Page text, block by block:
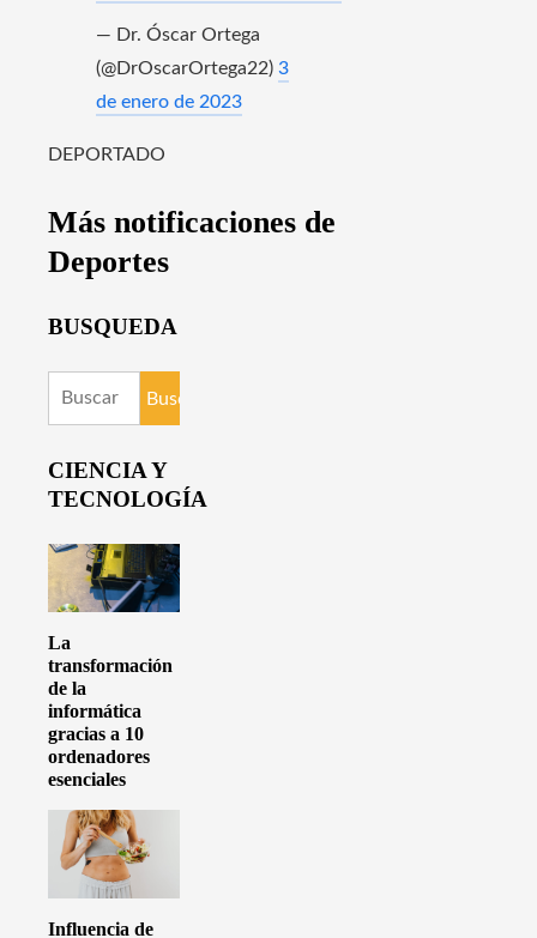
— Dr. Óscar Ortega
(@DrOscarOrtega22) 3
de enero de 2023
DEPORTADO
Más notificaciones de
Deportes
BUSQUEDA
Buscar:
CIENCIA Y
TECNOLOGÍA
La
transformación
de la
informática
gracias a 10
ordenadores
esenciales
Influencia de